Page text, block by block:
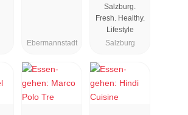
Ebermannstadt
Salzburg.
Fresh. Healthy.
Lifestyle
Salzburg